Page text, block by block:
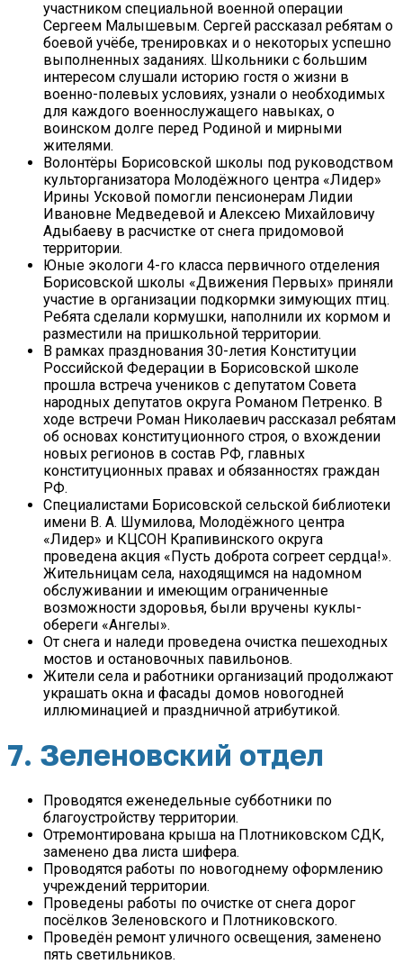
участником специальной военной операции
Сергеем Малышевым. Сергей рассказал ребятам о
боевой учёбе, тренировках и о некоторых успешно
выполненных заданиях. Школьники с большим
интересом слушали историю гостя о жизни в
военно-полевых условиях, узнали о необходимых
для каждого военнослужащего навыках, о
воинском долге перед Родиной и мирными
жителями.
Волонтёры Борисовской школы под руководством
культорганизатора Молодёжного центра «Лидер»
Ирины Усковой помогли пенсионерам Лидии
Ивановне Медведевой и Алексею Михайловичу
Адыбаеву в расчистке от снега придомовой
территории.
Юные экологи 4-го класса первичного отделения
Борисовской школы «Движения Первых» приняли
участие в организации подкормки зимующих птиц.
Ребята сделали кормушки, наполнили их кормом и
разместили на пришкольной территории.
В рамках празднования 30-летия Конституции
Российской Федерации в Борисовской школе
прошла встреча учеников с депутатом Совета
народных депутатов округа Романом Петренко. В
ходе встречи Роман Николаевич рассказал ребятам
об основах конституционного строя, о вхождении
новых регионов в состав РФ, главных
конституционных правах и обязанностях граждан
РФ.
Специалистами Борисовской сельской библиотеки
имени В. А. Шумилова, Молодёжного центра
«Лидер» и КЦСОН Крапивинского округа
проведена акция «Пусть доброта согреет сердца!».
Жительницам села, находящимся на надомном
обслуживании и имеющим ограниченные
возможности здоровья, были вручены куклы-
обереги «Ангелы».
От снега и наледи проведена очистка пешеходных
мостов и остановочных павильонов.
Жители села и работники организаций продолжают
украшать окна и фасады домов новогодней
иллюминацией и праздничной атрибутикой.
7. Зеленовский отдел
Проводятся еженедельные субботники по
благоустройству территории.
Отремонтирована крыша на Плотниковском СДК,
заменено два листа шифера.
Проводятся работы по новогоднему оформлению
учреждений территории.
Проведены работы по очистке от снега дорог
посёлков Зеленовского и Плотниковского.
Проведён ремонт уличного освещения, заменено
пять светильников.